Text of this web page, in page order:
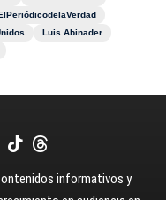
Luis Abinader
informativos y